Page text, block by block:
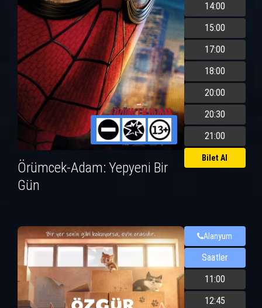
Örümcek-Adam: Yepyeni Bir
Gün
14:00
15:00
17:00
18:00
20:00
20:30
21:00
Bilet Al
Alanyum
Saatler
11:00
12:45